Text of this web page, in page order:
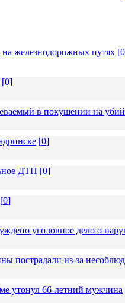
железнодорожных путях [0
[0]
в покушении на
[0]
ДТП [0]
[0]
уголовное дело о
пострадали из-за
утонул 66-летний мужчина